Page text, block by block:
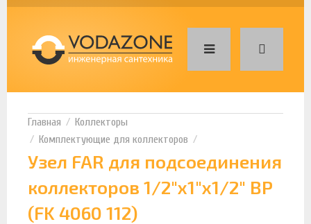
Коллекторы
Комплектующие для коллекторов
Узел FAR для подсоединения
коллекторов 1/2"x1"x1/2" ВР
(FK 4060 112)